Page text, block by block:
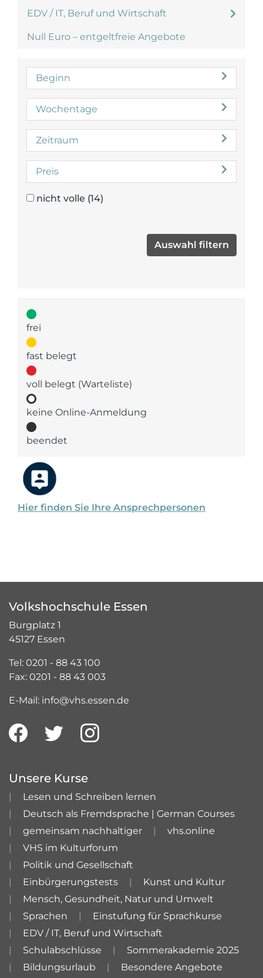
Hier finden Sie Ihre Ansprechpersonen
EDV / IT, Beruf und Wirtschaft
Null Euro – entgeltfreie Angebote
Beginn
Wochentage
Zeitraum
Preis
nicht volle (14)
frei
fast belegt
voll belegt (Warteliste)
keine Online-Anmeldung
beendet
Volkshochschule Essen
Burgplatz 1
45127 Essen
Tel: 0201 - 88 43 100
Fax: 0201 - 88 43 003
E-Mail: info@vhs.essen.de
Unsere Kurse
Lesen und Schreiben lernen
Deutsch als Fremdsprache | German Courses
gemeinsam nachhaltiger
vhs.online
VHS im Kulturforum
Politik und Gesellschaft
Einbürgerungstests
Kunst und Kultur
Mensch, Gesundheit, Natur und Umwelt
Sprachen
Einstufung für Sprachkurse
EDV / IT, Beruf und Wirtschaft
Schulabschlüsse
Sommerakademie 2025
Bildungsurlaub
Besondere Angebote